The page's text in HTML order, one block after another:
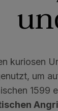
kuriosen
um